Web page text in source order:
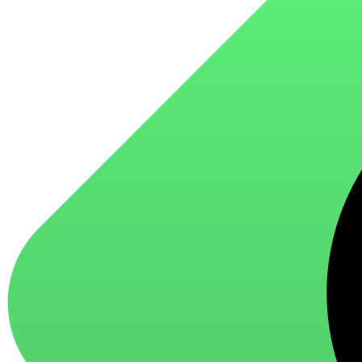
для ароматизации и нейтрализации запахов
для стирки и ухода за тканями
для ковров и текстильных изделий
специализированные чистящие средства
универсальные чистящие средства
дезинфицирующие средства
Автохимия и автокосметика
автоэмали
аэрозольные смазки